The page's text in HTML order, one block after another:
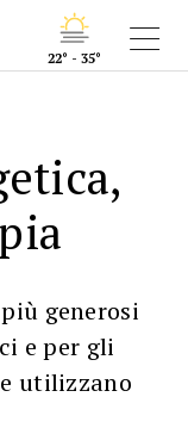
22° - 35°
generosi
e per gli
utilizzano